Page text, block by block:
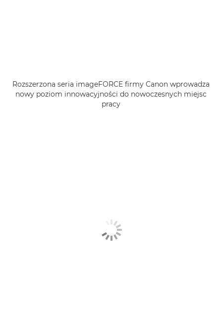
Rozszerzona seria imageFORCE firmy Canon wprowadza
nowy poziom innowacyjności do nowoczesnych miejsc
pracy